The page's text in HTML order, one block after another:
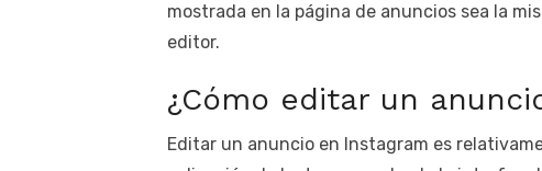
mostrada en la página de anuncios sea la
editor.
¿Cómo editar un
Editar un anuncio en Instagram es